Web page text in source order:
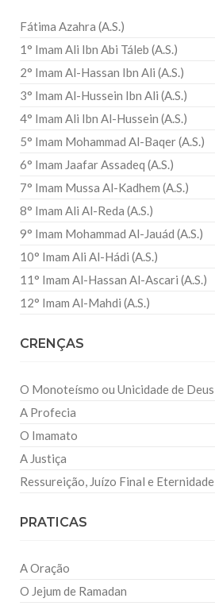
Fátima Azahra (A.S.)
1° Imam Ali Ibn Abi Táleb (A.S.)
2° Imam Al-Hassan Ibn Ali (A.S.)
3° Imam Al-Hussein Ibn Ali (A.S.)
4° Imam Ali Ibn Al-Hussein (A.S.)
5° Imam Mohammad Al-Baqer (A.S.)
6° Imam Jaafar Assadeq (A.S.)
7° Imam Mussa Al-Kadhem (A.S.)
8° Imam Ali Al-Reda (A.S.)
9° Imam Mohammad Al-Jauád (A.S.)
10° Imam Ali Al-Hádi (A.S.)
11° Imam Al-Hassan Al-Ascari (A.S.)
12° Imam Al-Mahdi (A.S.)
CRENÇAS
O Monoteísmo ou Unicidade de Deus
A Profecia
O Imamato
A Justiça
Ressureição, Juízo Final e Eternidade
PRATICAS
A Oração
O Jejum de Ramadan